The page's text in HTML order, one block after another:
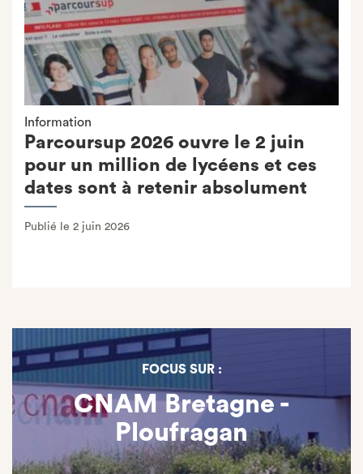
Information
Parcoursup 2026 ouvre le 2 juin
pour un million de lycéens et ces
dates sont à retenir absolument
Publié le 2 juin 2026
FOCUS SUR :
CNAM Bretagne -
Ploufragan